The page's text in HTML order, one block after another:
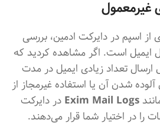
غیرمعمول
اسپم در دایرکت ادمین، بررسی
ایمیل است. اگر مشاهده کردید که
تعداد زیادی ایمیل در مدت
شدن آن یا استفاده غیرمجاز از
Exim Mail Logs در دایرکت
را در اختیار شما قرار می‌دهند.